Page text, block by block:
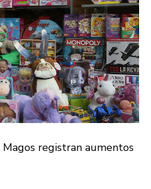
Magos registran aumentos